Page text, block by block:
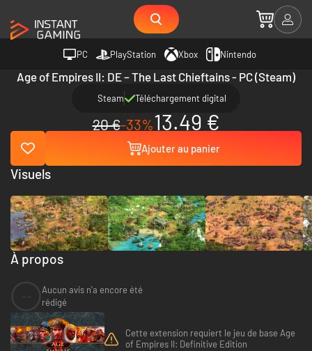
PC PlayStation Xbox Nintendo
Age of Empires II: DE – The Last Chieftains - PC (Steam)
Steam Téléchargement digital
20 €-33%13.49 €
Ajouter au panier
À propos
Aucun avis n'a encore été
rédigé
Cette extension requiert le jeu de base Age
of Empires II: Definitive Edition
Visuels